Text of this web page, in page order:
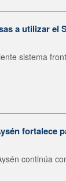
a utilizar el
sistema
fortalece
continúa